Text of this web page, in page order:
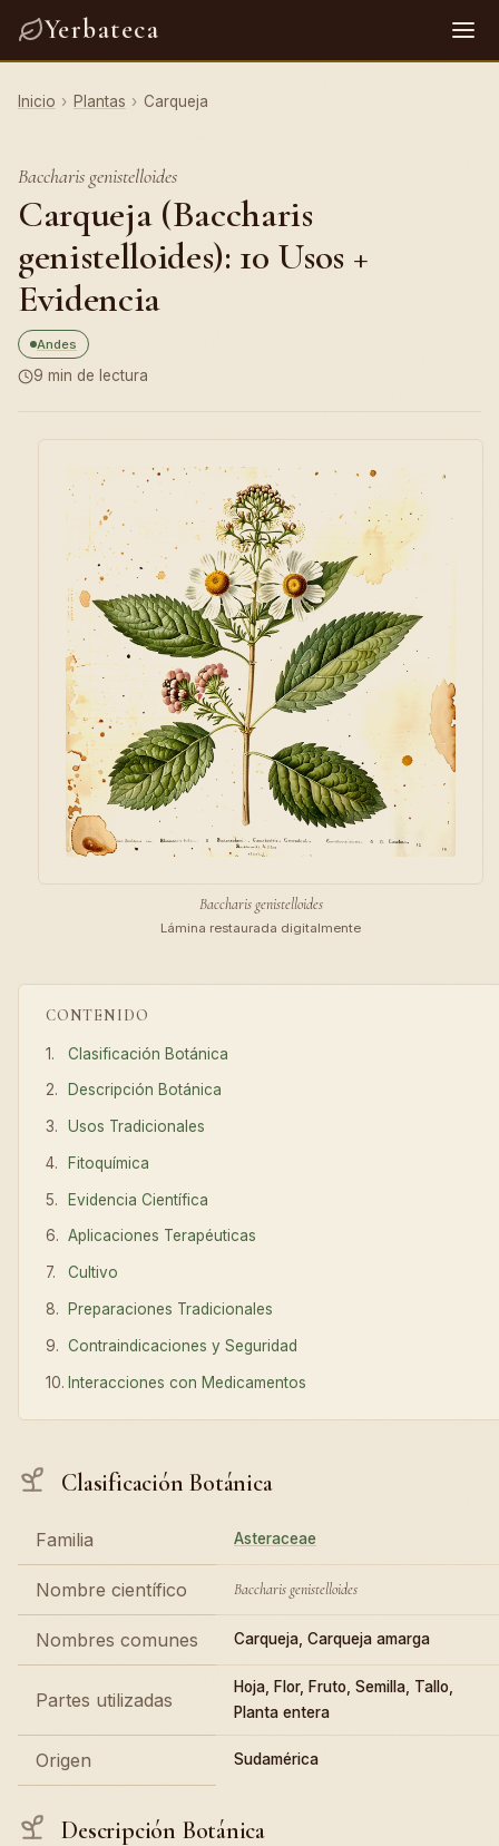
Yerbateca
Inicio › Plantas › Carqueja
Baccharis genistelloides
Carqueja (Baccharis
genistelloides): 10 Usos +
Evidencia
Andes
9 min de lectura
CONTENIDO
Clasificación Botánica
Descripción Botánica
Usos Tradicionales
Fitoquímica
Evidencia Científica
Aplicaciones Terapéuticas
Cultivo
Preparaciones Tradicionales
Contraindicaciones y Seguridad
Interacciones con Medicamentos
Clasificación Botánica
Familia Asteraceae
Nombre científico Baccharis genistelloides
Nombres comunes Carqueja, Carqueja amarga
Partes utilizadas
Hoja, Flor, Fruto, Semilla, Tallo,
Planta entera
Origen Sudamérica
Descripción Botánica
Baccharis genistelloides
Lámina restaurada digitalmente